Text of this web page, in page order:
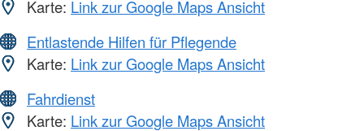
Karte: Link zur Google Maps Ansicht
Entlastende Hilfen für Pflegende
Karte: Link zur Google Maps Ansicht
Fahrdienst
Karte: Link zur Google Maps Ansicht